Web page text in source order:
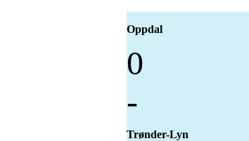
Oppdal
0
-
Trønder-Lyn